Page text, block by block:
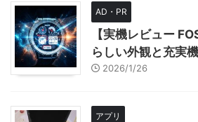
AD・PR
【実機レビュー
らしい外観と充実
2026/1/26
アプリ